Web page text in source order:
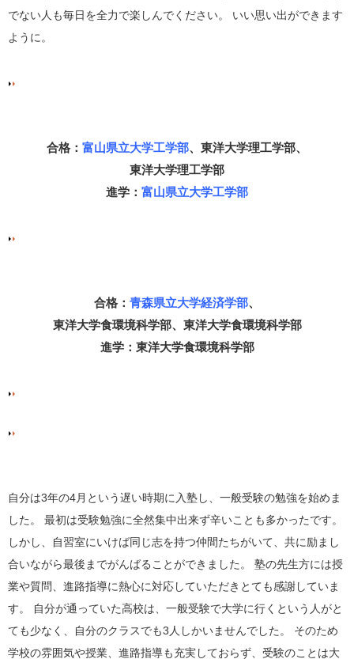
でない人も毎日を全力で楽しんでください。 いい思い出ができます
ように。
合格： 富山県立大学工学部、東洋大学理工学部、
東洋大学理工学部
進学： 富山県立大学工学部
合格： 青森県立大学経済学部、
東洋大学食環境科学部、東洋大学食環境科学部
進学：東洋大学食環境科学部
自分は3年の4月という遅い時期に入塾し、一般受験の勉強を始めま
した。 最初は受験勉強に全然集中出来ず辛いことも多かったです。
しかし、自習室にいけば同じ志を持つ仲間たちがいて、共に励まし
合いながら最後までがんばることができました。 塾の先生方には授
業や質問、進路指導に熱心に対応していただきとても感謝していま
す。 自分が通っていた高校は、一般受験で大学に行くという人がと
ても少なく、自分のクラスでも3 人しかいませんでした。 そのため
学校の雰囲気や授業、進路指導も充実しておらず、受験のことは大